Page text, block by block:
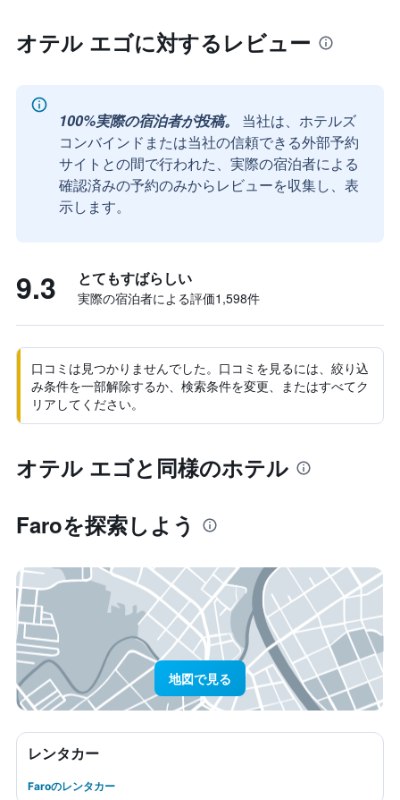
オテル エゴに対するレビュー
100%実際の宿泊者が投稿。
当社は、ホテルズ
コンバインドまたは当社の信頼できる外部予約
サイトとの間で行われた、実際の宿泊者による
確認済みの予約のみからレビューを収集し、表
示します。
9.3 とてもすばらしい
実際の宿泊者による評価1,598​件
口コミは見つかりませんでした。口コミを見るには、絞り込
み条件を一部解除するか、検索条件を変更、またはすべてク
リアしてください。
オテル エゴと同様のホテル
Faro​を探索しよう
地図で見る
レンタカー
Faroのレンタカー